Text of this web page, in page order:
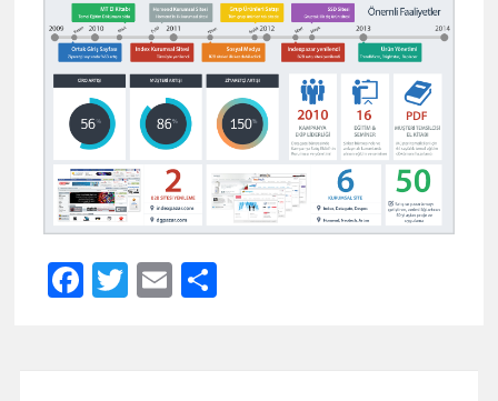
Facebook
Twitter
EmailShare